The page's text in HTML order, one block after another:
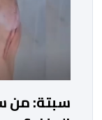
سبتة: من